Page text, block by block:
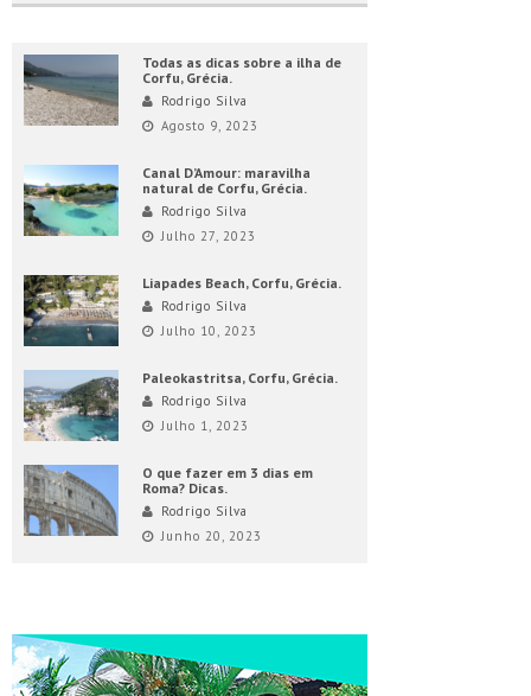
Todas as dicas sobre a ilha de
Corfu, Grécia.
Rodrigo Silva
Agosto 9, 2023
Canal D’Amour: maravilha
natural de Corfu, Grécia.
Rodrigo Silva
Julho 27, 2023
Liapades Beach, Corfu, Grécia.
Rodrigo Silva
Julho 10, 2023
Paleokastritsa, Corfu, Grécia.
Rodrigo Silva
Julho 1, 2023
O que fazer em 3 dias em
Roma? Dicas.
Rodrigo Silva
Junho 20, 2023